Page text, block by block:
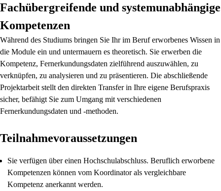
Fachübergreifende und systemunabhängige
Kompetenzen
Während des Studiums bringen Sie Ihr im Beruf erworbenes Wissen in
die Module ein und untermauern es theoretisch. Sie erwerben die
Kompetenz, Fernerkundungsdaten zielführend auszuwählen, zu
verknüpfen, zu analysieren und zu präsentieren. Die abschließende
Projektarbeit stellt den direkten Transfer in Ihre eigene Berufspraxis
sicher, befähigt Sie zum Umgang mit verschiedenen
Fernerkundungsdaten und -methoden.
Teilnahmevoraussetzungen
Sie verfügen über einen Hochschulabschluss. Beruflich erworbene
Kompetenzen können vom Koordinator als vergleichbare
Kompetenz anerkannt werden.